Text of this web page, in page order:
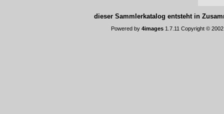
dieser Sammlerkatalog entsteht in
Powered by 4images 1.7.11 Copyright ©